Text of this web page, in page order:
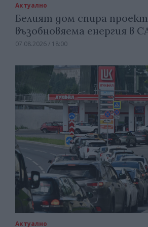
Актуално
Белият дом спира
възобновяема енергия в
07.08.2026 / 18:00
Актуално